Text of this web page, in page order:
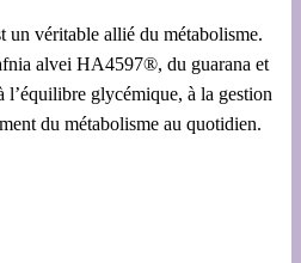
un véritable allié du métabolisme.
alvei HA4597®, du guarana et
glycémique, à la gestion
du métabolisme au quotidien.